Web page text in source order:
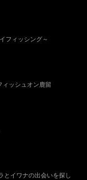
フィッシング～
ィッシュオン鹿留
とイワナの出会いを探し